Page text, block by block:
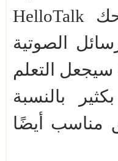
HelloTalk
الصوتية
التعلم
بالنسبة
مناسب أيضًا